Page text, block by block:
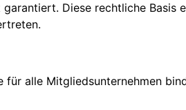
Diese rechtliche Basis
alle Mitgliedsunternehmen